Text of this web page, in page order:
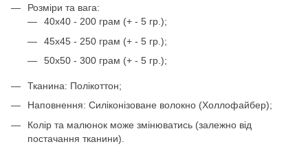
Розміри та вага:
40x40 - 200 грам (+ - 5 гр.);
45x45 - 250 грам (+ - 5 гр.);
50x50 - 300 грам (+ - 5 гр.);
Тканина: Полікоттон;
Наповнення: Силіконізоване волокно (Холлофайбер);
Колір та малюнок може змінюватись (залежно від
постачання тканини).